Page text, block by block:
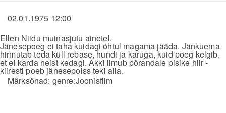
02.01.1975 12:00
Ellen Niidu muinasjutu ainetel.
Jänesepoeg ei taha kuidagi õhtul magama jääda. Jänkuema
hirmutab teda küll rebase, hundi ja karuga, kuid poeg kelgib,
et ei karda neist kedagi. Äkki ilmub põrandale pisike hiir -
kiiresti poeb jänesepoiss teki alla.
Märksõnad: genre:Joonisfilm